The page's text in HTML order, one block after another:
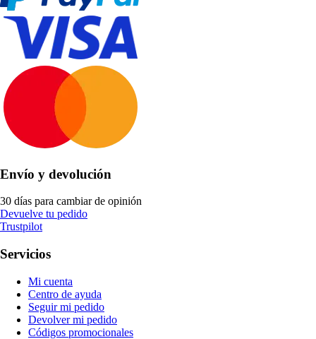
Envío y devolución
30 días para cambiar de opinión
Devuelve tu pedido
Trustpilot
Servicios
Mi cuenta
Centro de ayuda
Seguir mi pedido
Devolver mi pedido
Códigos promocionales